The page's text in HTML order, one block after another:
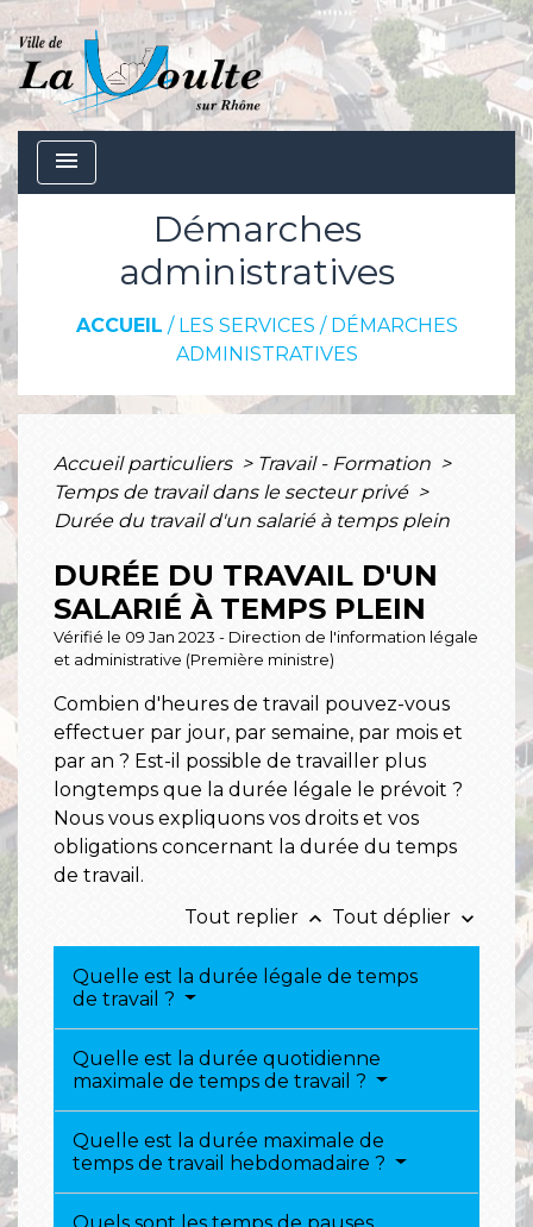
menu
Démarches
administratives
ACCUEIL / LES SERVICES / DÉMARCHES
ADMINISTRATIVES
Accueil particuliers > Travail - Formation >
Temps de travail dans le secteur privé >
Durée du travail d'un salarié à temps plein
DURÉE DU TRAVAIL D'UN
SALARIÉ À TEMPS PLEIN
Vérifié le 09 Jan 2023 - Direction de l'information légale
et administrative (Première ministre)
Combien d'heures de travail pouvez-vous
effectuer par jour, par semaine, par mois et
par an ? Est-il possible de travailler plus
longtemps que la durée légale le prévoit ?
Nous vous expliquons vos droits et vos
obligations concernant la durée du temps
de travail.
Tout replier keyboard_arrow_up Tout déplier keyboard_arrow_down
Quelle est la durée légale de temps
de travail ?
Quelle est la durée quotidienne
maximale de temps de travail ?
Quelle est la durée maximale de
temps de travail hebdomadaire ?
Quels sont les temps de pauses